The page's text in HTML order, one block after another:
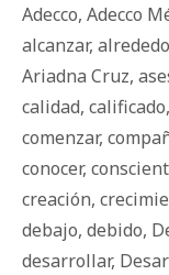
Adecco, Adecco
alcanzar,
Ariadna Cruz,
calidad, calificado,
comenzar,
conocer,
creación,
debajo, debido,
desarrollar,